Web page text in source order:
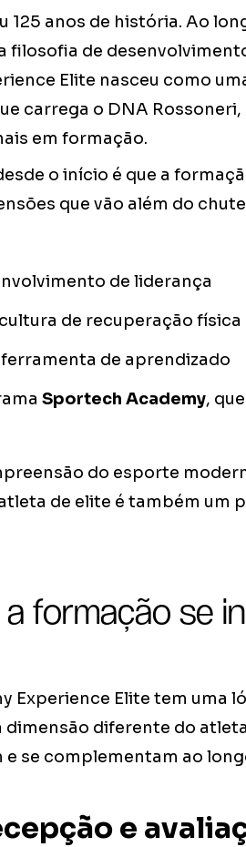
125 anos de história. Ao
filosofia de
Elite nasceu como
carrega o DNA
em formação.
o início é que a
que vão além do
de liderança
de recuperação física
de aprendizado
Sportech Academy,
do esporte
de elite é também um
formação se
Experience Elite tem uma
diferente do
se complementam ao
e